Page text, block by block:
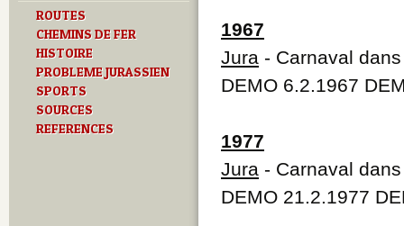
ROUTES
CHEMINS DE FER
HISTOIRE
PROBLEME JURASSIEN
SPORTS
SOURCES
REFERENCES
1967
Jura - Carnaval
DEMO 6.2.1967
1977
Jura - Carnaval
DEMO 21.2.1977